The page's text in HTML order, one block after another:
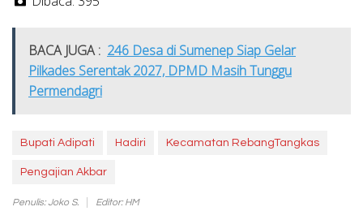
BACA JUGA : 246 Desa di Sumenep Siap Gelar
Pilkades Serentak 2027, DPMD Masih Tunggu
Permendagri
Bupati Adipati Hadiri Kecamatan RebangTangkas
Pengajian Akbar
Penulis: Joko S. Editor: HM